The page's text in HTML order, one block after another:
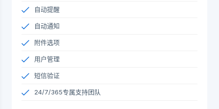
自动提醒
自动通知
附件选项
用户管理
短信验证
24/7/365专属支持团队